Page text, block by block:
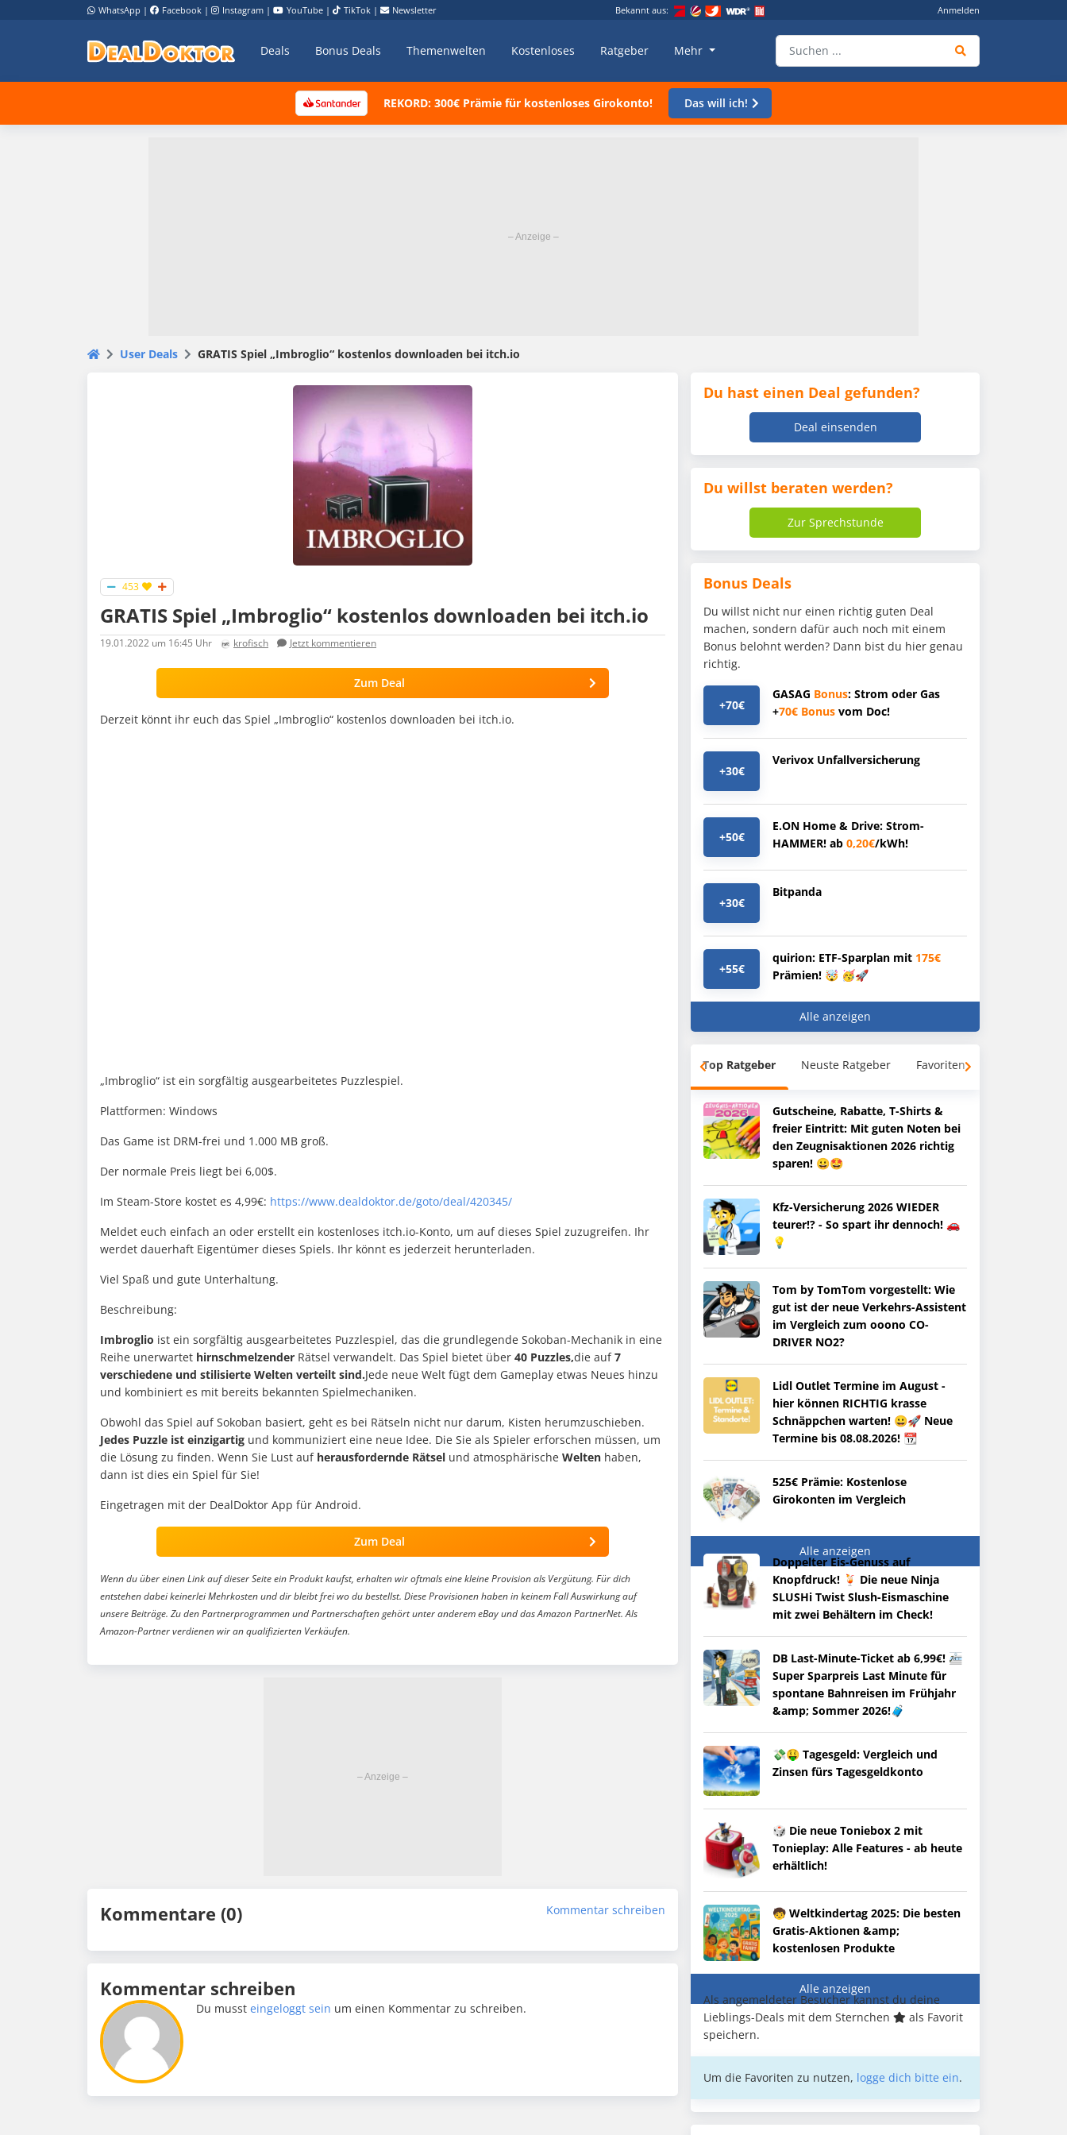
WhatsApp | Facebook | Instagram | YouTube | TikTok | Newsletter Bekannt aus: Anmelden
Deals Bonus Deals Themenwelten Kostenloses Ratgeber Mehr
REKORD: 300€ Prämie für kostenloses Girokonto! Das will ich!
User Deals GRATIS Spiel „Imbroglio“ kostenlos downloaden bei itch.io
453
GRATIS Spiel „Imbroglio“ kostenlos downloaden bei itch.io
19.01.2022 um 16:45 Uhr krofisch Jetzt kommentieren
Zum Deal
Derzeit könnt ihr euch das Spiel „Imbroglio“ kostenlos downloaden bei itch.io.
„Imbroglio“ ist ein sorgfältig ausgearbeitetes Puzzlespiel.
Plattformen: Windows
Das Game ist DRM-frei und 1.000 MB groß.
Der normale Preis liegt bei 6,00$.
Im Steam-Store kostet es 4,99€: https://www.dealdoktor.de/goto/deal/420345/
Meldet euch einfach an oder erstellt ein kostenloses itch.io-Konto, um auf dieses Spiel zuzugreifen. Ihr
werdet dauerhaft Eigentümer dieses Spiels. Ihr könnt es jederzeit herunterladen.
Viel Spaß und gute Unterhaltung.
Beschreibung:
Imbroglio ist ein sorgfältig ausgearbeitetes Puzzlespiel, das die grundlegende Sokoban-Mechanik in eine
Reihe unerwartet hirnschmelzender Rätsel verwandelt. Das Spiel bietet über 40 Puzzles,die auf7
verschiedene und stilisierte Welten verteilt sind.Jede neue Welt fügt dem Gameplay etwas Neues hinzu
und kombiniert es mit bereits bekannten Spielmechaniken.
Obwohl das Spiel auf Sokoban basiert, geht es bei Rätseln nicht nur darum, Kisten herumzuschieben.
Jedes Puzzle ist einzigartig und kommuniziert eine neue Idee. Die Sie als Spieler erforschen müssen, um
die Lösung zu finden. Wenn Sie Lust auf herausfordernde Rätsel und atmosphärische Welten haben,
dann ist dies ein Spiel für Sie!
Eingetragen mit der DealDoktor App für Android.
Zum Deal
Wenn du über einen Link auf dieser Seite ein Produkt kaufst, erhalten wir oftmals eine kleine Provision als Vergütung. Für dich
entstehen dabei keinerlei Mehrkosten und dir bleibt frei wo du bestellst. Diese Provisionen haben in keinem Fall Auswirkung auf
unsere Beiträge. Zu den Partnerprogrammen und Partnerschaften gehört unter anderem eBay und das Amazon PartnerNet. Als
Amazon-Partner verdienen wir an qualifizierten Verkäufen.
Kommentare (0) Kommentar schreiben
Kommentar schreiben
Du mussteingeloggt sein um einen Kommentar zu schreiben.
Du hast einen Deal gefunden?
Deal einsenden
Du willst beraten werden?
Zur Sprechstunde
Bonus Deals
Du willst nicht nur einen richtig guten Deal
machen, sondern dafür auch noch mit einem
Bonus belohnt werden? Dann bist du hier genau
richtig.
+70€
GASAG Bonus: Strom oder Gas
+70€ Bonus vom Doc!
+30€
Verivox Unfallversicherung
+50€
E.ON Home & Drive: Strom-
HAMMER! ab 0,20€/kWh!
+30€
Bitpanda
+55€
quirion: ETF-Sparplan mit 175€
Prämien! 🤯 🥳🚀
Alle anzeigen
Top Ratgeber Neuste Ratgeber Favoriten
Gutscheine, Rabatte, T-Shirts &
freier Eintritt: Mit guten Noten bei
den Zeugnisaktionen 2026 richtig
sparen! 😀🤩
Kfz-Versicherung 2026 WIEDER
teurer!? - So spart ihr dennoch! 🚗
💡
Tom by TomTom vorgestellt: Wie
gut ist der neue Verkehrs-Assistent
im Vergleich zum ooono CO-
DRIVER NO2?
Lidl Outlet Termine im August -
hier können RICHTIG krasse
Schnäppchen warten! 😀🚀 Neue
Termine bis 08.08.2026! 📆
525€ Prämie: Kostenlose
Girokonten im Vergleich
Alle anzeigen
Doppelter Eis-Genuss auf
Knopfdruck! 🍹 Die neue Ninja
SLUSHi Twist Slush-Eismaschine
mit zwei Behältern im Check!
DB Last-Minute-Ticket ab 6,99€! 🚈
Super Sparpreis Last Minute für
spontane Bahnreisen im Frühjahr
&amp; Sommer 2026!🧳
💸🤑 Tagesgeld: Vergleich und
Zinsen fürs Tagesgeldkonto
🎲 Die neue Toniebox 2 mit
Tonieplay: Alle Features - ab heute
erhältlich!
🧒 Weltkindertag 2025: Die besten
Gratis-Aktionen &amp;
kostenlosen Produkte
Alle anzeigen
Als angemeldeter Besucher kannst du deine
Lieblings-Deals mit dem Sternchen
als Favorit
speichern.
Um die Favoriten zu nutzen, logge dich bitte ein.